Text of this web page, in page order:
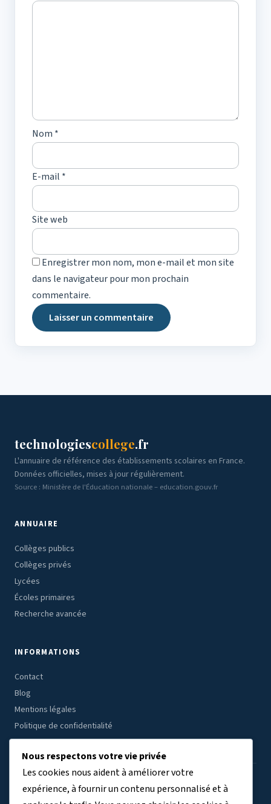
Nom *
E-mail *
Site web
Enregistrer mon nom, mon e-mail et mon site
dans le navigateur pour mon prochain
commentaire.
technologiescollege.fr
L'annuaire de référence des établissements scolaires en France.
Données officielles, mises à jour régulièrement.
Source : Ministère de l'Éducation nationale – education.gouv.fr
ANNUAIRE
Collèges publics
Collèges privés
Lycées
Écoles primaires
Recherche avancée
INFORMATIONS
Contact
Blog
Mentions légales
Politique de confidentialité
ÉTABLISSEMENTS PAR RÉGION
Nous respectons votre vie privée
Les cookies nous aident à améliorer votre
expérience, à fournir un contenu personnalisé et à